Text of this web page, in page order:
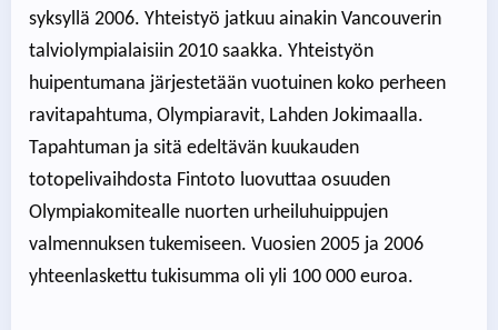
syksyllä 2006. Yhteistyö jatkuu ainakin Vancouverin
talviolympialaisiin 2010 saakka. Yhteistyön
huipentumana järjestetään vuotuinen koko perheen
ravitapahtuma, Olympiaravit, Lahden Jokimaalla.
Tapahtuman ja sitä edeltävän kuukauden
totopelivaihdosta Fintoto luovuttaa osuuden
Olympiakomitealle nuorten urheiluhuippujen
valmennuksen tukemiseen. Vuosien 2005 ja 2006
yhteenlaskettu tukisumma oli yli 100 000 euroa.